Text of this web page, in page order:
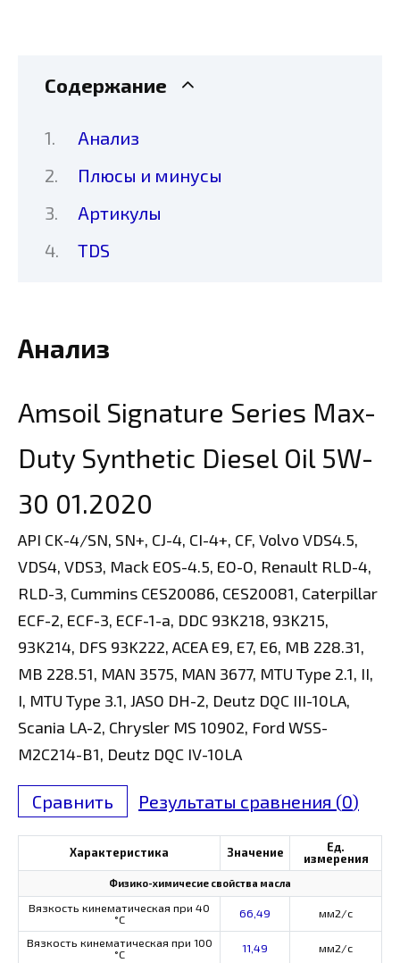
Содержание
Анализ
Плюсы и минусы
Артикулы
TDS
Анализ
Amsoil Signature Series Max-
Duty Synthetic Diesel Oil 5W-
30 01.2020
API CK-4/SN, SN+, CJ-4, CI-4+, CF, Volvo VDS4.5,
VDS4, VDS3, Mack EOS-4.5, EO-O, Renault RLD-4,
RLD-3, Cummins CES20086, CES20081, Caterpillar
ECF-2, ECF-3, ECF-1-a, DDC 93K218, 93K215,
93K214, DFS 93K222, ACEA E9, E7, E6, MB 228.31,
MB 228.51, MAN 3575, MAN 3677, MTU Type 2.1, II,
I, MTU Type 3.1, JASO DH-2, Deutz DQC III-10LA,
Scania LA-2, Chrysler MS 10902, Ford WSS-
M2C214-B1, Deutz DQC IV-10LA
Сравнить Результаты сравнения (0)
Характеристика Значение
Ед.
измерения
Физико-химичесие свойства масла
Вязкость кинематическая при 40
°С
66,49 мм2/с
Вязкость кинематическая при 100
°С
11,49 мм2/с